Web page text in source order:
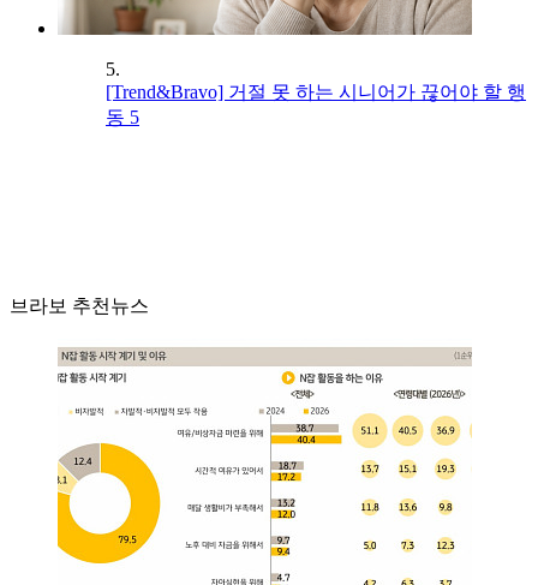
5.
[Trend&Bravo] 거절 못 하는 시니어가 끊어야 할 행
동 5
브라보 추천뉴스